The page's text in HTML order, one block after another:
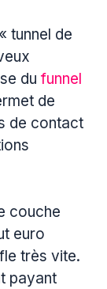
tunnel de
du funnel
de
de contact
couche
euro
très vite.
payant